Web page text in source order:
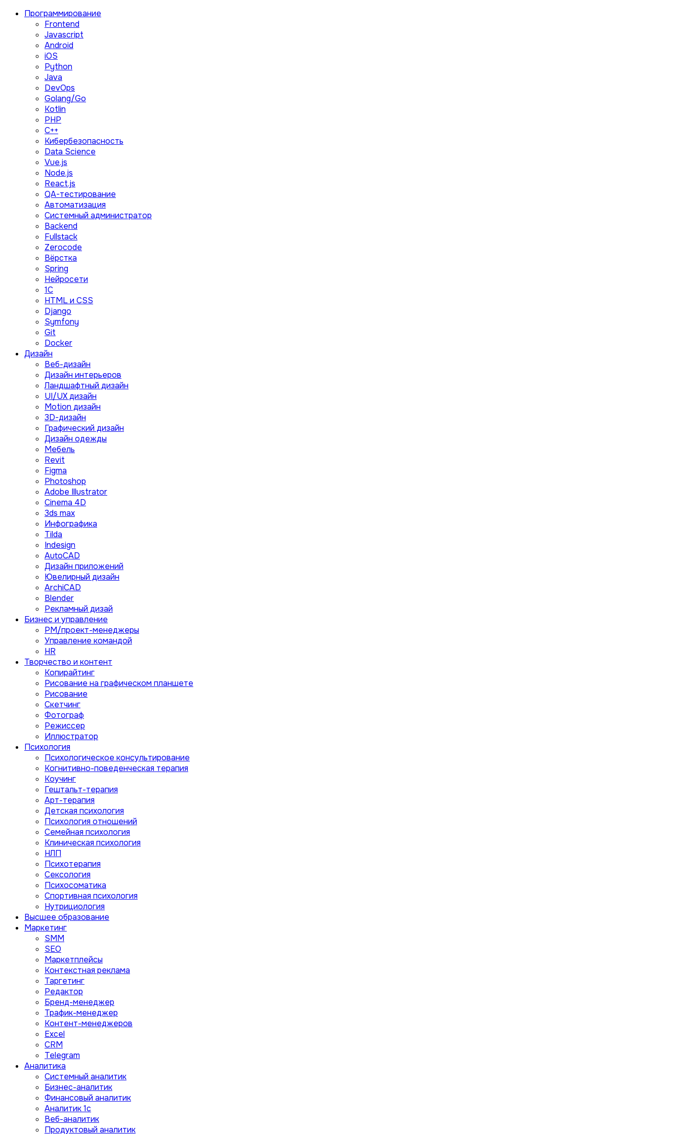
Программирование
Frontend
Javascript
Android
iOS
Python
Java
DevOps
Golang/Go
Kotlin
PHP
C++
Кибербезопасность
Data Science
Vue.js
Node.js
React.js
QA-тестирование
Автоматизация
Системный администратор
Backend
Fullstack
Zerocode
Вёрстка
Spring
Нейросети
1C
HTML и CSS
Django
Symfony
Git
Docker
Дизайн
Веб-дизайн
Дизайн интерьеров
Ландшафтный дизайн
UI/UX дизайн
Motion дизайн
3D-дизайн
Графический дизайн
Дизайн одежды
Мебель
Revit
Figma
Photoshop
Adobe Illustrator
Сinema 4D
3ds max
Инфографика
Tilda
Indesign
AutoCAD
Дизайн приложений
Ювелирный дизайн
ArchiCAD
Blender
Рекламный дизай
Бизнес и управление
PM/проект-менеджеры
Управление командой
HR
Творчество и контент
Копирайтинг
Рисование на графическом планшете
Рисование
Скетчинг
Фотограф
Режиссер
Иллюстратор
Психология
Психологическое консультирование
Когнитивно-поведенческая терапия
Коучинг
Гештальт-терапия
Арт-терапия
Детская психология
Психология отношений
Семейная психология
Клиническая психология
НЛП
Психотерапия
Сексология
Психосоматика
Спортивная психология
Нутрициология
Высшее образование
Маркетинг
SMM
SEO
Маркетплейсы
Контекстная реклама
Таргетинг
Редактор
Бренд-менеджер
Трафик-менеджер
Контент-менеджеров
Excel
CRM
Telegram
Аналитика
Системный аналитик
Бизнес-аналитик
Финансовый аналитик
Aналитик 1с
Веб-аналитик
Продуктовый аналитик